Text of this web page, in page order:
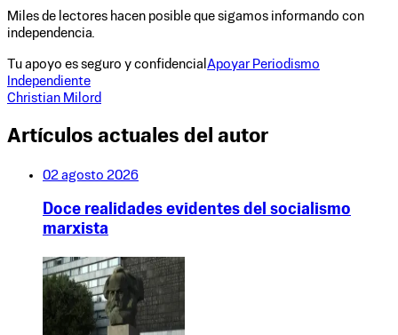
Miles de lectores hacen posible que sigamos informando con
independencia.
Tu apoyo es seguro y confidencial Apoyar Periodismo
Independiente
Christian Milord
Artículos actuales del autor
02 agosto 2026
Doce realidades evidentes del socialismo
marxista